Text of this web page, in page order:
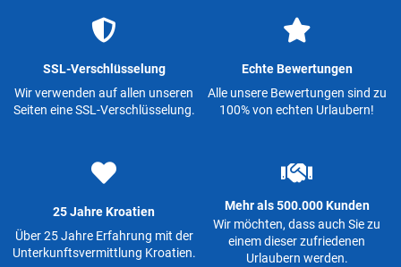
SSL-Verschlüsselung
Wir verwenden auf allen unseren
Seiten eine SSL-Verschlüsselung.
Echte Bewertungen
Alle unsere Bewertungen sind zu
100% von echten Urlaubern!
25 Jahre Kroatien
Über 25 Jahre Erfahrung mit der
Unterkunftsvermittlung Kroatien.
Mehr als 500.000 Kunden
Wir möchten, dass auch Sie zu
einem dieser zufriedenen
Urlaubern werden.